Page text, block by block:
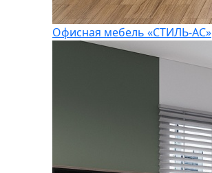
Офисная мебель «СТИЛЬ-АС»